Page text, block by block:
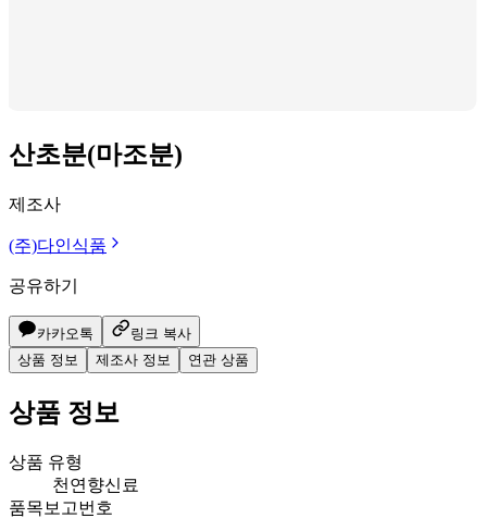
산초분(마조분)
제조사
(주)다인식품
공유하기
카카오톡
링크 복사
상품 정보
제조사 정보 연관 상품
상품 정보
상품 유형
천연향신료
품목보고번호